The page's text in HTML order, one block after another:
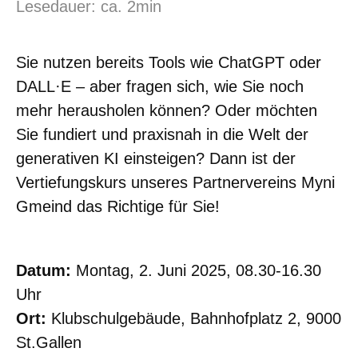
Lesedauer: ca. 2min
Sie nutzen bereits Tools wie ChatGPT oder
DALL·E – aber fragen sich, wie Sie noch
mehr herausholen können? Oder möchten
Sie fundiert und praxisnah in die Welt der
generativen KI einsteigen? Dann ist der
Vertiefungskurs unseres Partnervereins Myni
Gmeind das Richtige für Sie!
Datum: Montag, 2. Juni 2025, 08.30-16.30
Uhr
Ort: Klubschulgebäude, Bahnhofplatz 2, 9000
St.Gallen